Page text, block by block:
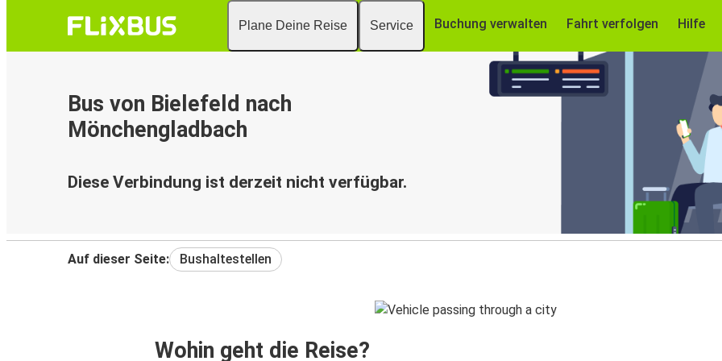
Plane Deine Reise Service Buchung verwalten Fahrt verfolgen Hilfe
Bus von Bielefeld nach
Mönchengladbach
Diese Verbindung ist derzeit nicht verfügbar.
Auf dieser Seite: Bushaltestellen
Wohin geht die Reise?